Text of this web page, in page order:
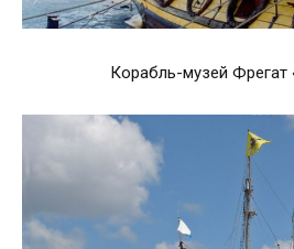
Корабль-музей Фрегат